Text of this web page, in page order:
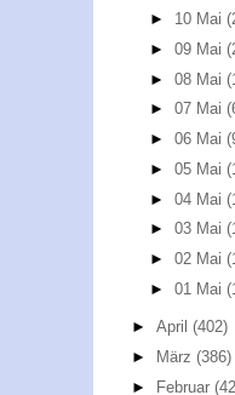
► 10 Mai
►09 Mai
►08 Mai
►07 Mai
►06 Mai
►05 Mai
►04 Mai
►03 Mai
►02 Mai
►01 Mai
► April (402)
►
März (386)
► Februar